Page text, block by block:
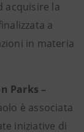
acquisire la
a
in materia
Parks –
è associata
iniziative di